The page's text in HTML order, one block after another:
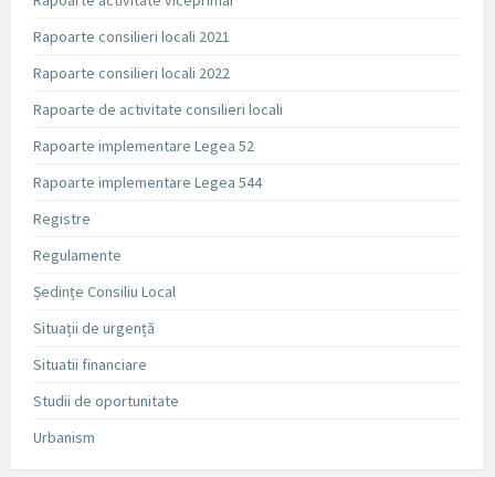
Rapoarte consilieri locali 2021
Rapoarte consilieri locali 2022
Rapoarte de activitate consilieri locali
Rapoarte implementare Legea 52
Rapoarte implementare Legea 544
Registre
Regulamente
Ședințe Consiliu Local
Situații de urgență
Situatii financiare
Studii de oportunitate
Urbanism